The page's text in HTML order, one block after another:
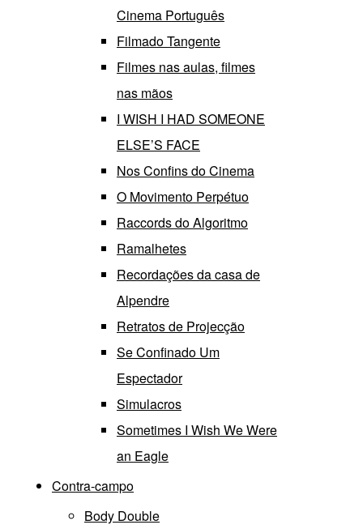
Cinema Português
Filmado Tangente
Filmes nas aulas, filmes
nas mãos
I WISH I HAD SOMEONE
ELSE’S FACE
Nos Confins do Cinema
O Movimento Perpétuo
Raccords do Algoritmo
Ramalhetes
Recordações da casa de
Alpendre
Retratos de Projecção
Se Confinado Um
Espectador
Simulacros
Sometimes I Wish We Were
an Eagle
Contra-campo
Body Double